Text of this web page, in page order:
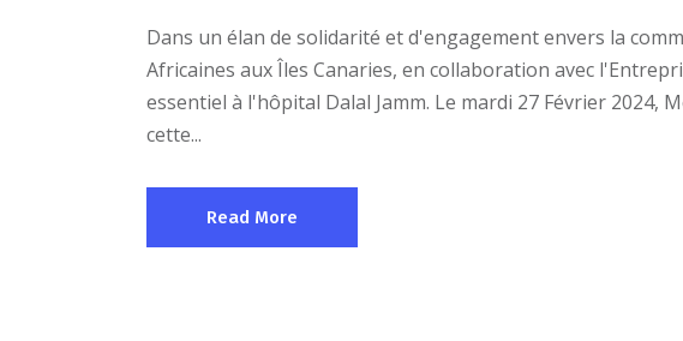
Dans un élan de solidarité et d'engagement envers la
Africaines aux Îles Canaries, en collaboration avec
essentiel à l'hôpital Dalal Jamm. Le mardi 27 Février 2024,
cette...
Read More